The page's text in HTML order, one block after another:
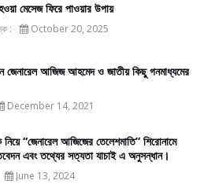
মেসেজ ফিরে পাওয়ার উপায়
: October 20, 2025
জেনারেল আজিজ আহমেদ ও জাতীয় কিছু গনমাধ্যমের
December 14, 2021
“জেনারেল আজিজের তেলেশমাতি” শিরোনামে
এবং তথ্যের সত্যতা যাচাই এ অনুসন্ধান।
June 13, 2024